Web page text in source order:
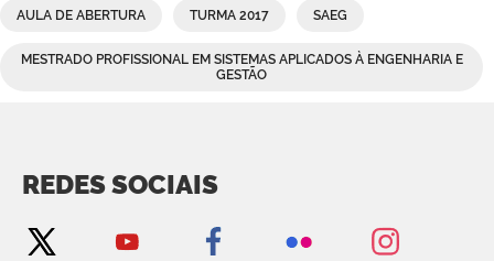
AULA DE ABERTURA TURMA 2017 SAEG
MESTRADO PROFISSIONAL EM SISTEMAS APLICADOS À ENGENHARIA E
GESTÃO
REDES SOCIAIS